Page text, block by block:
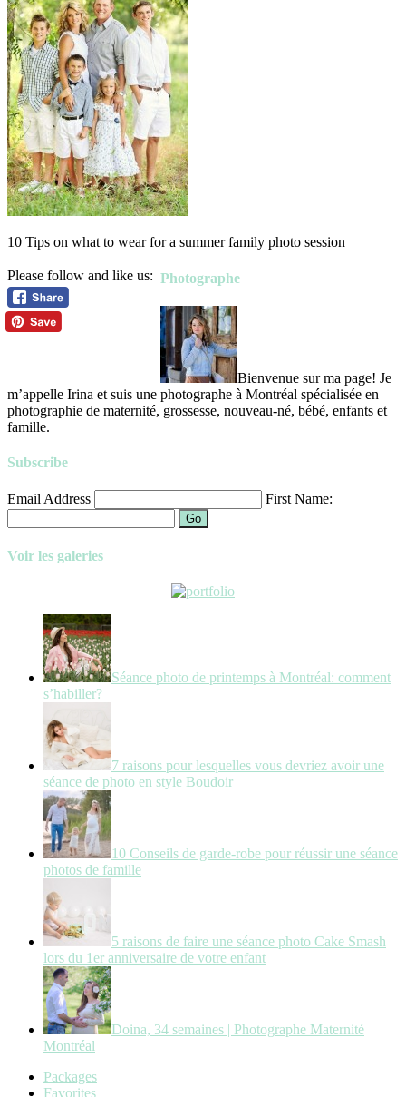
10 Tips on what to wear for a summer family photo session
Please follow and like us: Photographe
Bienvenue sur ma page! Je
m’appelle Irina et suis une photographe à Montréal spécialisée en
photographie de maternité, grossesse, nouveau-né, bébé, enfants et
famille.
Subscribe
Email Address First Name:
Go
Voir les galeries
Séance photo de printemps à Montréal: comment
s’habiller?
7 raisons pour lesquelles vous devriez avoir une
séance de photo en style Boudoir
10 Conseils de garde-robe pour réussir une séance
photos de famille
5 raisons de faire une séance photo Cake Smash
lors du 1er anniversaire de votre enfant
Doina, 34 semaines | Photographe Maternité
Montréal
Packages
Favorites